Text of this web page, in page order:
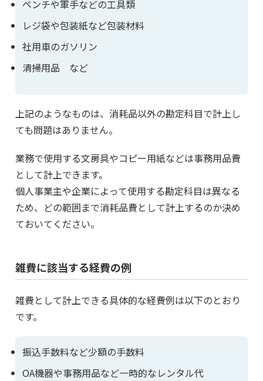
ペンチや軍手などの工具類
レジ袋や包装紙など包装材料
社用車のガソリン
清掃用品 など
上記のようなものは、消耗品以外の勘定科目で計上し
ても問題はありません。
業務で使用する文房具やコピー用紙などは事務用品費
として計上できます。
個人事業主や企業によって使用する勘定科目は異なる
ため、どの範囲まで消耗品費として計上するのか決め
ておいてください。
雑費に該当する経費の例
雑費として計上できる具体的な経費例は以下のとおり
です。
振込手数料など少額の手数料
OA機器や事務用品など一時的なレンタル代